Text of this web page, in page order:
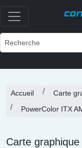
Accueil
Carte
PowerColor ITX
Carte graphique